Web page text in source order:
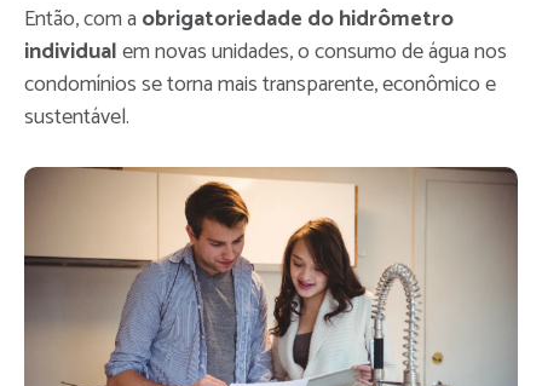
Então, com a obrigatoriedade do hidrômetro
individualem novas unidades, o consumo de água nos
condomínios se torna mais transparente, econômico e
sustentável.